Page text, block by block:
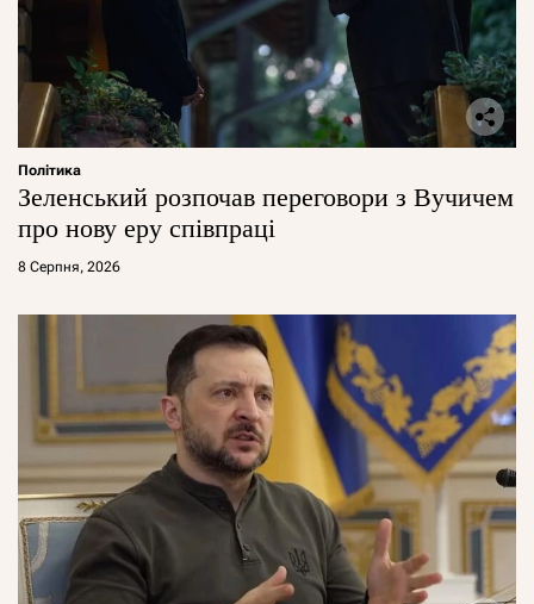
Політика
Зеленський розпочав переговори з Вучичем
про нову еру співпраці
8 Серпня, 2026